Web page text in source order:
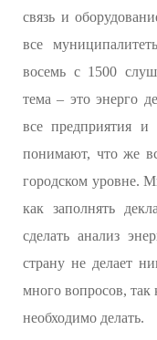
связь и
все
восемь с 1500
тема – это энерго
все предприятия и
понимают, что же
городском уровне.
как заполнять
сделать анализ
страну не делает
много вопросов, так
необходимо делать.